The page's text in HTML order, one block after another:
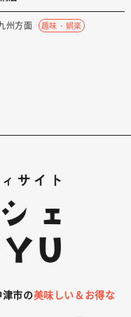
州方面 趣味・娯楽
市の美味しい＆お得な